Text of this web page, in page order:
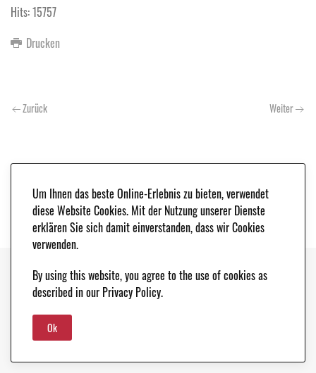
Hits: 15757
Drucken
Zurück Weiter
Copyright © 2021. Classic & Race Cars - Peter Schleifer & Co. |IMPRESSUM
DATENSCHUTZ
Um Ihnen das beste Online-Erlebnis zu bieten, verwendet
diese Website Cookies. Mit der Nutzung unserer Dienste
erklären Sie sich damit einverstanden, dass wir Cookies
verwenden.
By using this website, you agree to the use of cookies as
described in our Privacy Policy.
Ok